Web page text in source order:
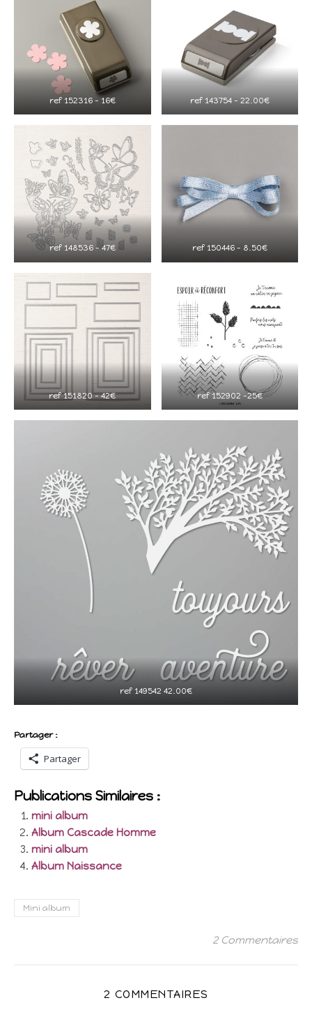
ref 152316 – 16€ ref 143754 – 22.00€
ref 148536 – 47€ ref 150446 – 8.50€
ref 151820 – 42€ ref 152902 -25€
ref 149542 42.00€
Partager :
Partager
Publications Similaires :
mini album
Album Cascade Homme
mini album
Album Naissance
Mini album
2 Commentaires
2 COMMENTAIRES